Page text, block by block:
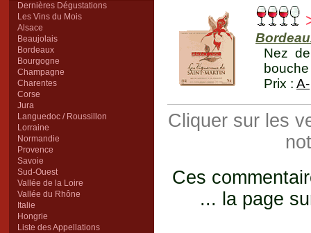
Dernières Dégustations
Les Vins du Mois
Alsace
Beaujolais
Bordeaux
Bourgogne
Champagne
Charentes
Corse
Jura
Languedoc / Roussillon
Lorraine
Normandie
Provence
Savoie
Sud-Ouest
Vallée de la Loire
Vallée du Rhône
Italie
Hongrie
Liste des Appellations
Nez
Prix : A-
Cliquer sur les
Ces
... la page